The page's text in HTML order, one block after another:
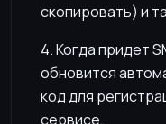
скопировать) и
4. Когда придет
обновится
код для
сервисе.